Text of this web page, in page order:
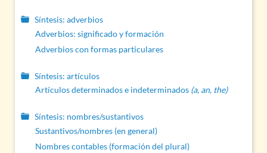
Síntesis: adverbios
Adverbios: significado y formación
Adverbios con formas particulares
Síntesis: artículos
Artículos determinados e indeterminados (a, an, the)
Síntesis: nombres/sustantivos
Sustantivos/nombres (en general)
Nombres contables (formación del plural)